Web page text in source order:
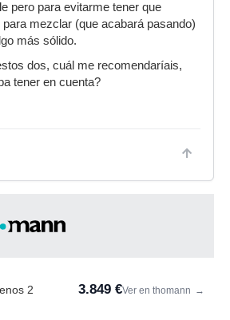
pero para evitarme tener que
mezclar (que acabará pasando)
más sólido.
dos, cuál me recomendaríais,
tener en cuenta?
2 3.849 €Ver en thomann →